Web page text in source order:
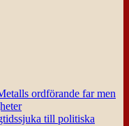
ordförande far men
till politiska